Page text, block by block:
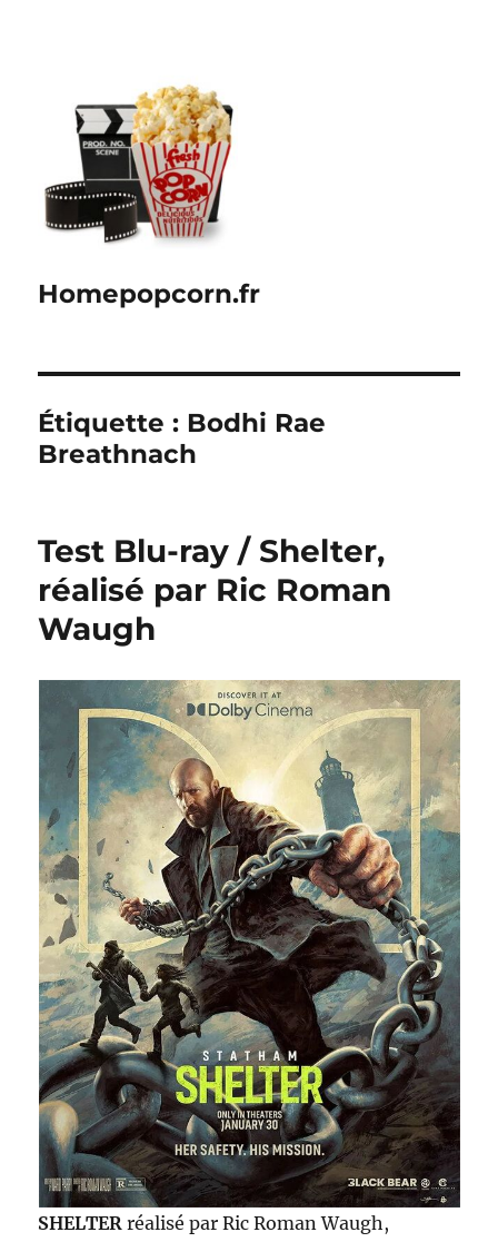
Homepopcorn.fr
Étiquette : Bodhi Rae
Breathnach
Test Blu-ray / Shelter,
réalisé par Ric Roman
Waugh
SHELTERréalisé par Ric Roman Waugh,